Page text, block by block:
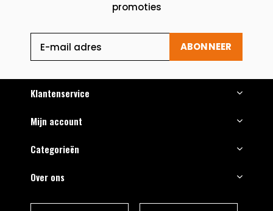
promoties
ABONNEER
Klantenservice
Mijn account
Categorieën
Over ons